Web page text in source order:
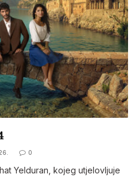
0
Yelduran, kojeg utjelovljuje